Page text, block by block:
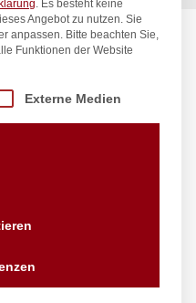
/ exkl. MwSt.
seit über 40 Jahren
da
Paypal,
Direkt
. Es besteht keine
Angebot zu nutzen. Sie
anpassen. Bitte beachten Sie,
Funktionen der Website
erteilt werden kann.
Externe Medien